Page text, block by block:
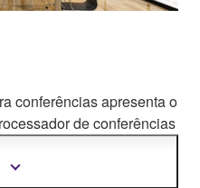
conferências apresenta o
de conferências
caixa acústicas Dante
Mostrar